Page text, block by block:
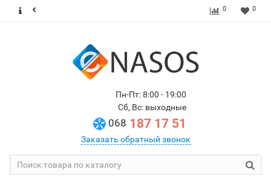
0 0
Пн-Пт: 8:00 - 19:00
Сб, Вс: выходные
068 187 17 51
Заказать обратный звонок